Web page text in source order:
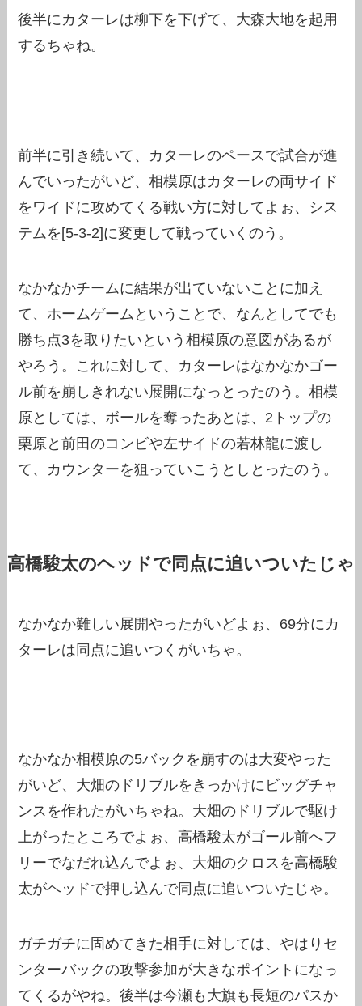
後半にカターレは柳下を下げて、大森大地を起用
するちゃね。
前半に引き続いて、カターレのペースで試合が進
んでいったがいど、相模原はカターレの両サイド
をワイドに攻めてくる戦い方に対してよぉ、シス
テムを[5-3-2]に変更して戦っていくのう。
なかなかチームに結果が出ていないことに加え
て、ホームゲームということで、なんとしてでも
勝ち点3を取りたいという相模原の意図があるが
やろう。これに対して、カターレはなかなかゴー
ル前を崩しきれない展開になっとったのう。相模
原としては、ボールを奪ったあとは、2トップの
栗原と前田のコンビや左サイドの若林龍に渡し
て、カウンターを狙っていこうとしとったのう。
高橋駿太のヘッドで同点に追いついたじゃ
なかなか難しい展開やったがいどよぉ、69分にカ
ターレは同点に追いつくがいちゃ。
なかなか相模原の5バックを崩すのは大変やった
がいど、大畑のドリブルをきっかけにビッグチャ
ンスを作れたがいちゃね。大畑のドリブルで駆け
上がったところでよぉ、高橋駿太がゴール前へフ
リーでなだれ込んでよぉ、大畑のクロスを高橋駿
太がヘッドで押し込んで同点に追いついたじゃ。
ガチガチに固めてきた相手に対しては、やはりセ
ンターバックの攻撃参加が大きなポイントになっ
てくるがやね。後半は今瀬も大旗も長短のパスか